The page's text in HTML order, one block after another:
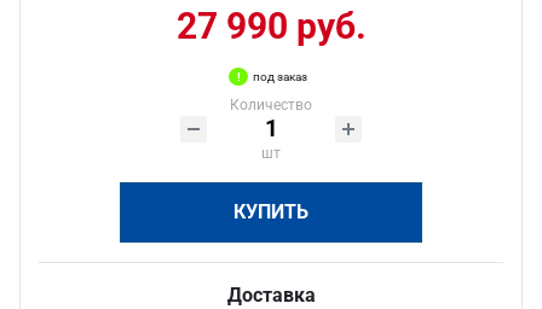
27 990 руб.
под заказ
Количество
шт
КУПИТЬ
Доставка